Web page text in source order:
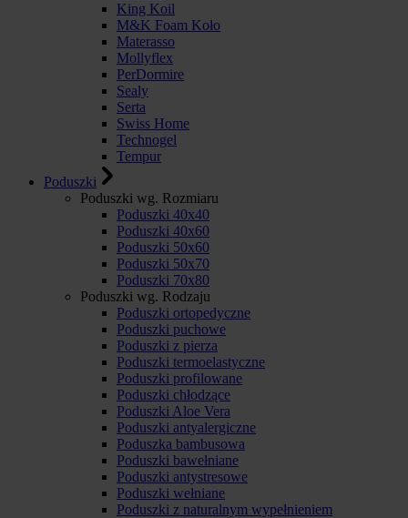
King Koil
M&K Foam Koło
Materasso
Mollyflex
PerDormire
Sealy
Serta
Swiss Home
Technogel
Tempur
Poduszki
Poduszki wg. Rozmiaru
Poduszki 40x40
Poduszki 40x60
Poduszki 50x60
Poduszki 50x70
Poduszki 70x80
Poduszki wg. Rodzaju
Poduszki ortopedyczne
Poduszki puchowe
Poduszki z pierza
Poduszki termoelastyczne
Poduszki profilowane
Poduszki chłodzące
Poduszki Aloe Vera
Poduszki antyalergiczne
Poduszka bambusowa
Poduszki bawełniane
Poduszki antystresowe
Poduszki wełniane
Poduszki z naturalnym wypełnieniem